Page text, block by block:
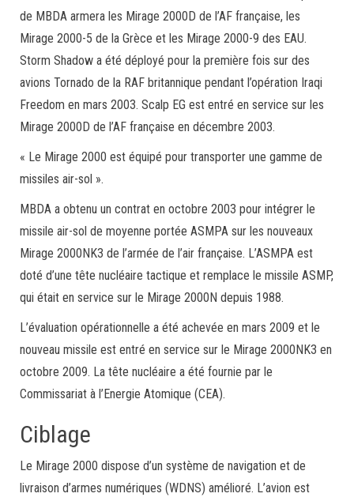
de MBDA armera les Mirage 2000D de l’AF française, les
Mirage 2000-5 de la Grèce et les Mirage 2000-9 des EAU.
Storm Shadow a été déployé pour la première fois sur des
avions Tornado de la RAF britannique pendant l’opération Iraqi
Freedom en mars 2003. Scalp EG est entré en service sur les
Mirage 2000D de l’AF française en décembre 2003.
« Le Mirage 2000 est équipé pour transporter une gamme de
missiles air-sol ».
MBDA a obtenu un contrat en octobre 2003 pour intégrer le
missile air-sol de moyenne portée ASMPA sur les nouveaux
Mirage 2000NK3 de l’armée de l’air française. L’ASMPA est
doté d’une tête nucléaire tactique et remplace le missile ASMP,
qui était en service sur le Mirage 2000N depuis 1988.
L’évaluation opérationnelle a été achevée en mars 2009 et le
nouveau missile est entré en service sur le Mirage 2000NK3 en
octobre 2009. La tête nucléaire a été fournie par le
Commissariat à l’Energie Atomique (CEA).
Ciblage
Le Mirage 2000 dispose d’un système de navigation et de
livraison d’armes numériques (WDNS) amélioré. L’avion est